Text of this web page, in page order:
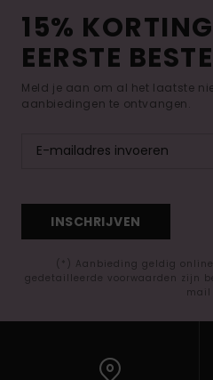
15%
EERSTE
Meld je aan om al het laatste
aanbiedingen te ontvangen.
INSCHRIJVEN
(*) Aanbieding geldig
gedetailleerde voorwaarden zijn
mail